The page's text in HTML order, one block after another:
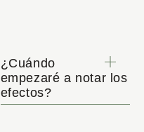
¿Cuándo
empezaré a notar los
efectos?